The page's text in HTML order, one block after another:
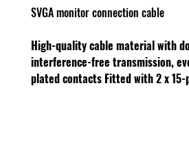
SVGA monitor connection cable
High-quality cable material with
interference-free transmission,
plated contacts Fitted with 2 x